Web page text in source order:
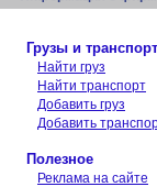
Грузы и транспорт
Найти груз
Найти транспорт
Добавить груз
Добавить
Полезное
Реклама на сайте